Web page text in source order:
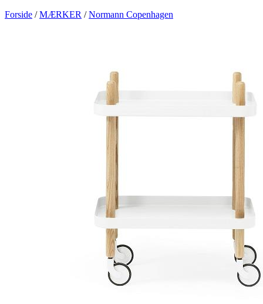
Forside /MÆRKER /Normann Copenhagen